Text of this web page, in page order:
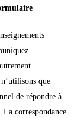
que
de répondre à
La correspondance